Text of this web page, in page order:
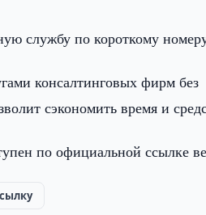
службу по короткому
консалтинговых фирм без
сэкономить время и
по официальной ссылке